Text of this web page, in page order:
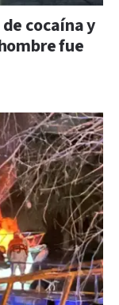
cocaína y
fue